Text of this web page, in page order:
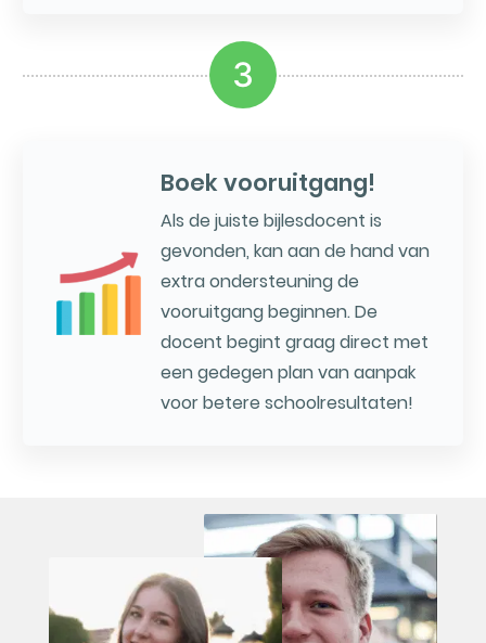
3
Boek vooruitgang!
Als de juiste bijlesdocent is
gevonden, kan aan de hand van
extra ondersteuning de
vooruitgang beginnen. De
docent begint graag direct met
een gedegen plan van aanpak
voor betere schoolresultaten!